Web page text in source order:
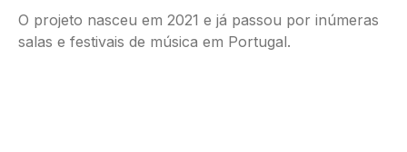
O projeto nasceu em 2021 e já passou por inúmeras
salas e festivais de música em Portugal.